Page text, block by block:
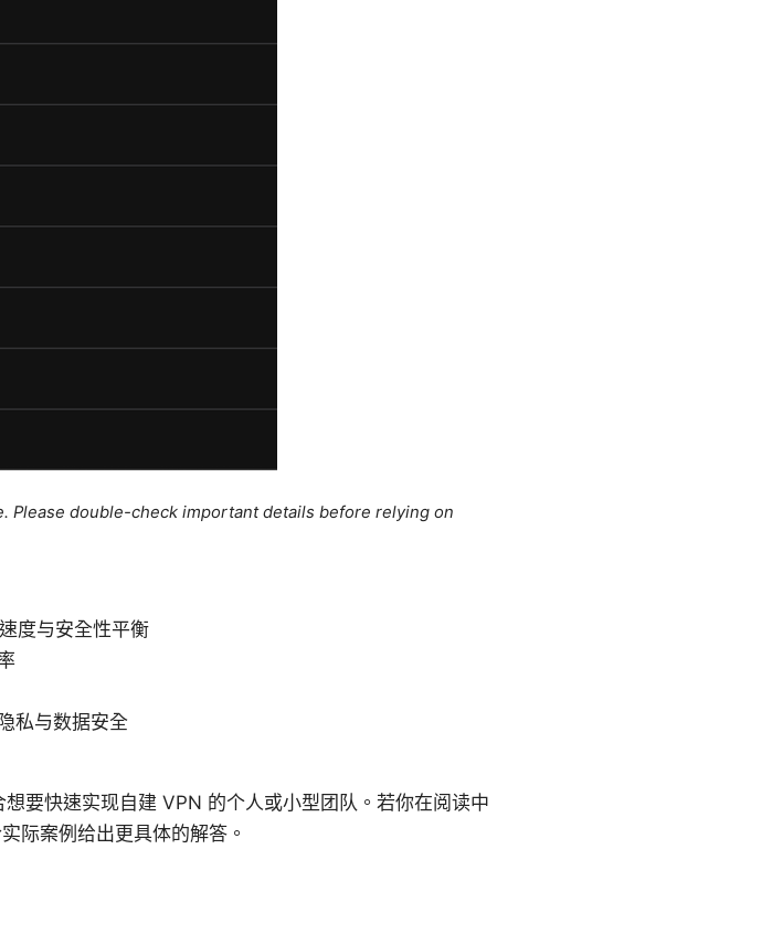
Please double-check important details before relying on
度与安全性平衡
私与数据安全
要快速实现自建 VPN 的个人或小型团队。若你在阅读中
际案例给出更具体的解答。